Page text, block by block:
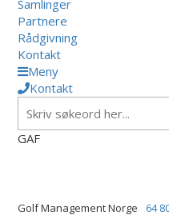
Samlinger
Partnere
Rådgivning
Kontakt
Meny
Kontakt
GAF
Golf Management Norge 64